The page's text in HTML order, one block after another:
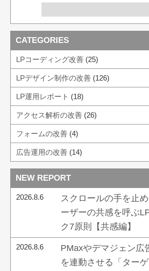
CATEGORIES
LPコーディング改善(25)
LPデザイン制作の改善(126)
LP運用レポート (18)
アクセス解析の改善(26)
フォームの改善(4)
広告運用の改善(14)
NEW REPORT
2026.8.6
スクロールの手を止
ーザーの共感を呼ぶ
ク7原則【共感編】
2026.8.6
PMaxやデマジェン広
を連動させる「ター